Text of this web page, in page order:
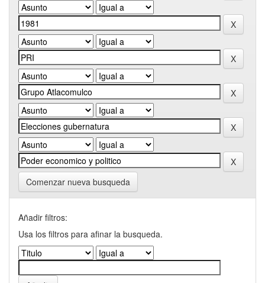
Comenzar nueva busqueda
Añadir filtros:
Usa los filtros para afinar la busqueda.